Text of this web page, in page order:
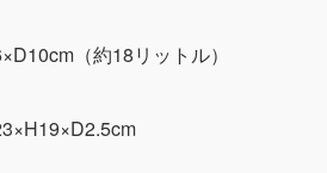
（約18リットル）